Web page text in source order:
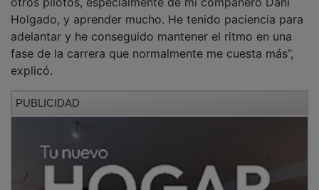
Holgado, y aprender mucho. He tenido paciencia para
adelantar y he conseguido mantener el ritmo en una
fase de la carrera que normalmente me cuesta más”,
explicó.
El piloto también reconoció la dificultad añadida que
supusieron las condiciones meteorológicas. “Hacía
mucho calor y el neumático trasero deslizaba
bastante, además del delantero en algunos